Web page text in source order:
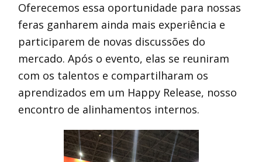
Oferecemos essa oportunidade para nossas
feras ganharem ainda mais experiência e
participarem de novas discussões do
mercado. Após o evento, elas se reuniram
com os talentos e compartilharam os
aprendizados em um Happy Release, nosso
encontro de alinhamentos internos.